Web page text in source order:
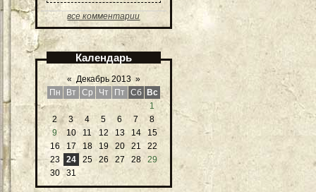
все комментарии
Календарь
« Декабрь 2013 »
Пн
Вт Ср Чт Пт Сб
Вс
1
2
3 4 5 6 7
8
9
10 11 12 13 14
15
16
17 18 19 20 21
22
23
24 25 26 27 28
29
30
31